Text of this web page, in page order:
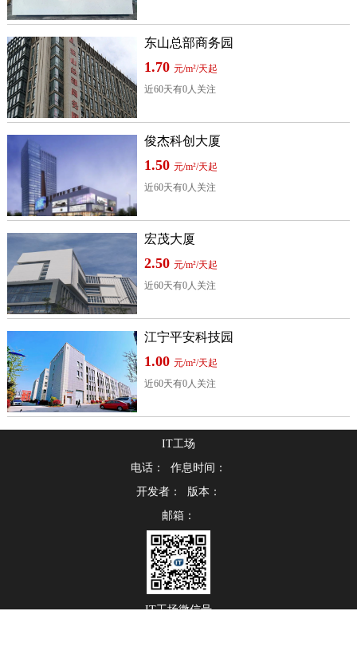
东山总部商务园
1.70 元/m²/天起
近60天有0人关注
俊杰科创大厦
1.50 元/m²/天起
近60天有0人关注
宏茂大厦
2.50 元/m²/天起
近60天有0人关注
江宁平安科技园
1.00 元/m²/天起
近60天有0人关注
IT工场
电话： 作息时间：
开发者： 版本：
邮箱：
IT工场微信号